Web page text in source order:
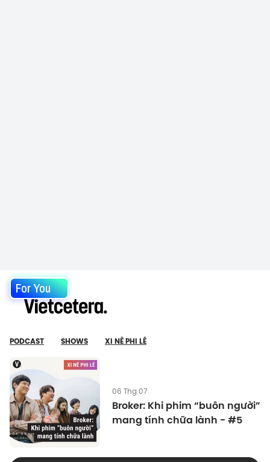
For You
PODCAST SHOWS XI NÊ PHI LÊ
06 Thg 07
Broker: Khi phim “buôn người”
mang tính chữa lành - #5